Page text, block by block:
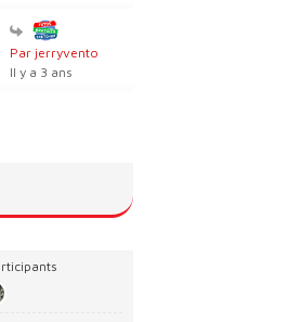
Par jerryvento
Il y a 3 ans